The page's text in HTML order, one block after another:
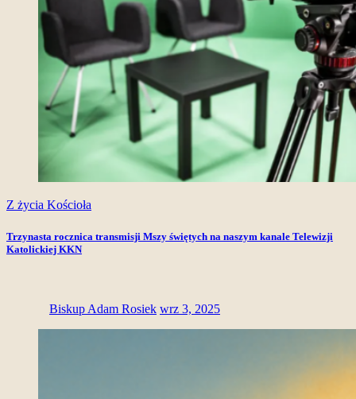
Z życia Kościoła
Trzynasta rocznica transmisji Mszy świętych na naszym kanale Telewizji
Katolickiej KKN
Biskup Adam Rosiek wrz 3, 2025